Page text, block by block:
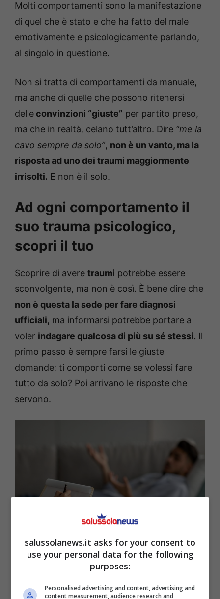
Molti comportamenti sono la manifestazione
di quel che è stato e che ha fatto del male
emotivamente e psicologicamente parlando,
al singolo in questione.
Non si tratta di comportamenti da manuale,
ma anche di quelle che possono ritenersi
delle convinzioni “giuste” per partito preso,
ma che in realtà, celano tutt’altro. Dire “me la
cavo sempre da solo”, non è un vanto, ma la
risposta ad uno dei traumi maggiormente
irrisolti. E non è il solo.
Ad ogni comportamento il
suo trauma psicologico,
scopri il tuo
Scoprire di avere traumi potrebbe essere
sconvolgente, ma non è così. È bene dire che
non è questa la sede per fare diagnosi
ufficiali, ma informarsi potrebbe portare a
voler indagare qualcosa di più su sé stessi. Il
primo passo è sempre farsi le giuste
domande: ti comporti come se volessi fare
tutto da solo? Poi arrivano le risposte che
servono.
Ad ogni comportamento il suo trauma psicologico, scopri il
tuo- SalussolaNews.it
salussolanews.it asks for your consent to
use your personal data for the following
purposes:
Personalised advertising and content, advertising and
content measurement, audience research and